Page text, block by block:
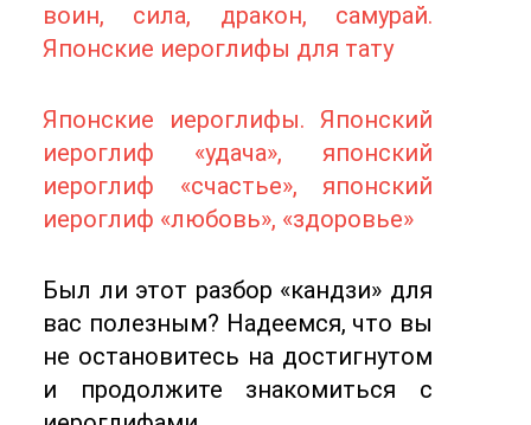
воин, сила, дракон, самурай.
Японские иероглифы для тату
Японские иероглифы. Японский
иероглиф «удача», японский
иероглиф «счастье», японский
иероглиф «любовь», «здоровье»
Был ли этот разбор «кандзи» для
вас полезным? Надеемся, что вы
не остановитесь на достигнутом
и продолжите знакомиться с